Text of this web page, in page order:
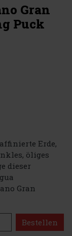
Gran
Puck
Erde,
öliges
dieser
Gran
Bestellen